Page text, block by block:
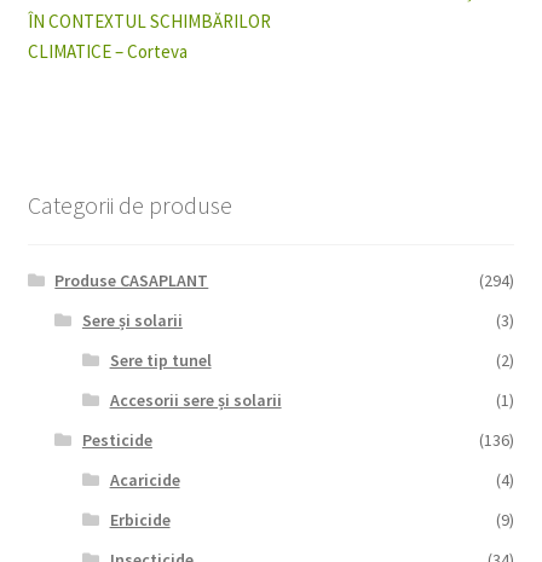
în
anterior:
ÎN CONTEXTUL SCHIMBĂRILOR
CLIMATICE – Corteva
Categorii de produse
Produse CASAPLANT
(294)
Sere și solarii
(3)
Sere tip tunel
(2)
Accesorii sere și solarii
(1)
Pesticide
(136)
Acaricide
(4)
Erbicide
(9)